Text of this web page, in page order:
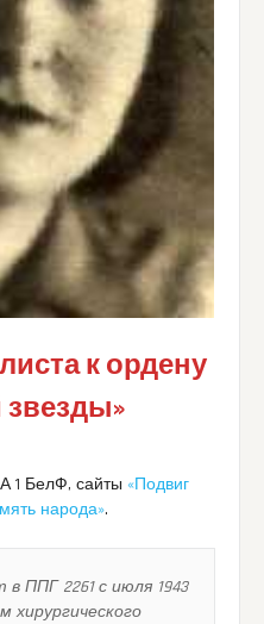
к ордену
звезды»
1 БелФ, сайты «Подвиг
народа».
ППГ 2261 с июля 1943
хирургического